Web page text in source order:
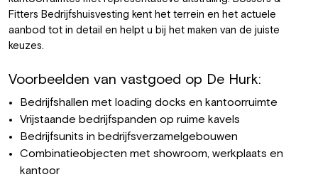
Fitters Bedrijfshuisvesting kent het terrein en het actuele
aanbod tot in detail en helpt u bij het maken van de juiste
keuzes.
Voorbeelden van vastgoed op De Hurk:
Bedrijfshallen met loading docks en kantoorruimte
Vrijstaande bedrijfspanden op ruime kavels
Bedrijfsunits in bedrijfsverzamelgebouwen
Combinatieobjecten met showroom, werkplaats en
kantoor